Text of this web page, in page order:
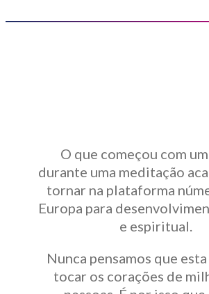
O que começou com
durante uma meditação
tornar na plataforma
Europa para
e espiritual.
Nunca pensamos que
tocar os corações de